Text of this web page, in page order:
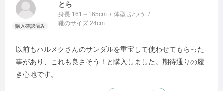
とら
身長:161～165cm 体型:ふつう
靴のサイズ:24cm
以前もハルメクさんのサンダルを重宝して使わせてもらった
事があり、これも良さそう！と購入しました。期待通りの履
き心地です。